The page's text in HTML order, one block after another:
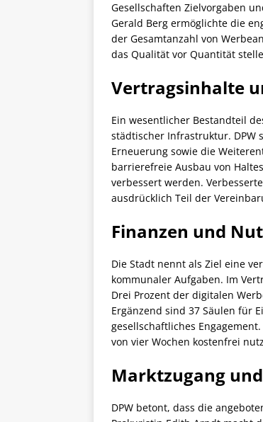
Gesellschaften Zielvorgaben
Gerald Berg ermöglichte die
der Gesamtanzahl von
das Qualität vor Quantität
Vertragsinhalte
Ein wesentlicher Bestandteil
städtischer Infrastruktur. DPW
Erneuerung sowie die
barrierefreie Ausbau von
verbessert werden.
ausdrücklich Teil der
Finanzen und
Die Stadt nennt als Ziel eine
kommunaler Aufgaben. Im
Drei Prozent der digitalen
Ergänzend sind 37 Säulen für
gesellschaftliches
von vier Wochen kostenfrei
Marktzugang
DPW betont, dass die